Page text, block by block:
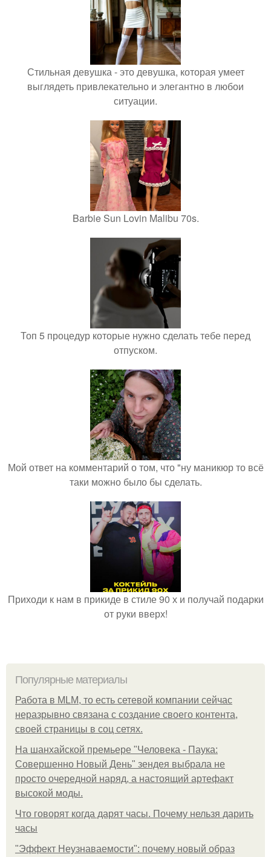
Стильная девушка - это девушка, которая умеет
выглядеть привлекательно и элегантно в любои
ситуации.
Barbie Sun Lovin Malibu 70s.
Топ 5 процедур которые нужно сделать тебе перед
отпуском.
Мой ответ на комментарий о том, что "ну маникюр то всё
таки можно было бы сделать.
Приходи к нам в прикиде в стиле 90 х и получай подарки
от руки вверх!
Популярные материалы
Работа в MLM, то есть сетевой компании сейчас
неразрывно связана с создание своего контента,
своей страницы в соц сетях.
На шанхайской премьере "Человека - Паука:
Совершенно Новый День" зендея выбрала не
просто очередной наряд, а настоящий артефакт
высокой моды.
Что говорят когда дарят часы. Почему нельзя дарить
часы
"Эффект Неузнаваемости": почему новый образ